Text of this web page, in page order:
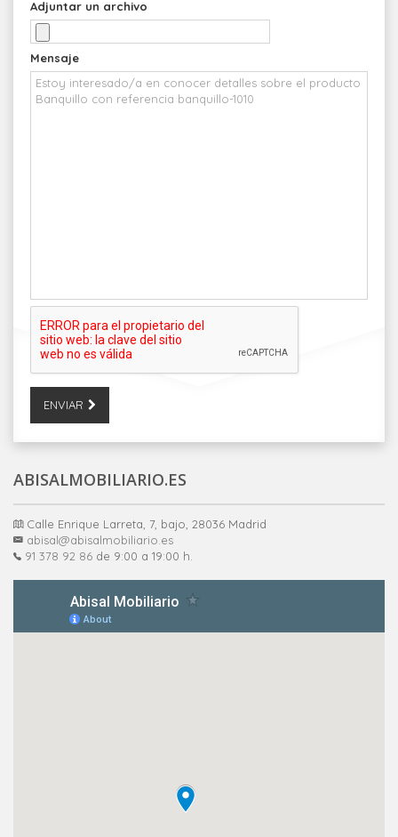
Adjuntar un archivo
Mensaje
ENVIAR
ABISALMOBILIARIO.ES
Calle Enrique Larreta, 7, bajo, 28036 Madrid
abisal@abisalmobiliario.es
91 378 92 86 de 9:00 a 19:00 h.